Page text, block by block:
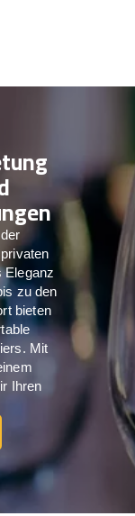
Eleganz
zu den
bieten
Mit
Ihren